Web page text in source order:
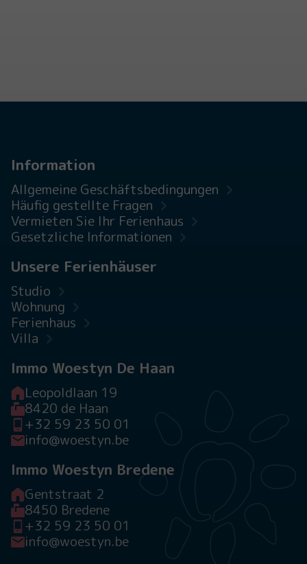
Information
Allgemeine Geschäftsbedingungen
Häufig gestellte Fragen
Vermieten Sie Ihr Ferienhaus
Gesetzliche Informationen
Unsere Ferienhäuser
Studio
Wohnung
Ferienhaus
Villa
Immo Woestyn De Haan
Leopoldlaan 19
8420 de Haan
+32 59 23 50 01
info@woestyn.be
Immo Woestyn Bredene
Gentstraat 2
8450 Bredene
+32 59 23 50 01
info@woestyn.be